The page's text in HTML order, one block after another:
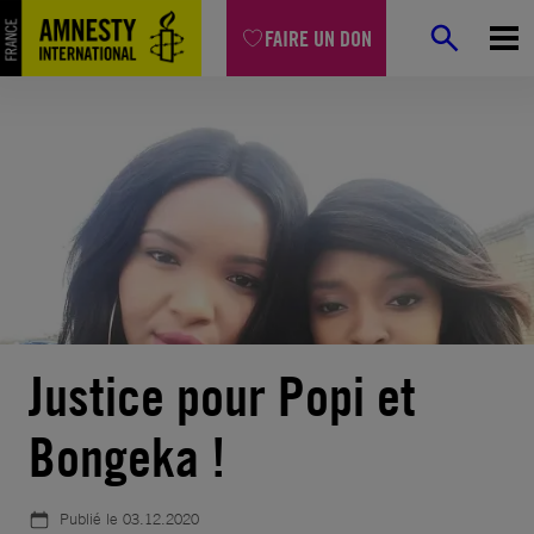
FAIRE UN DON
Aller
au
contenu
Justice pour Popi et
Bongeka !
Publié le 03.12.2020